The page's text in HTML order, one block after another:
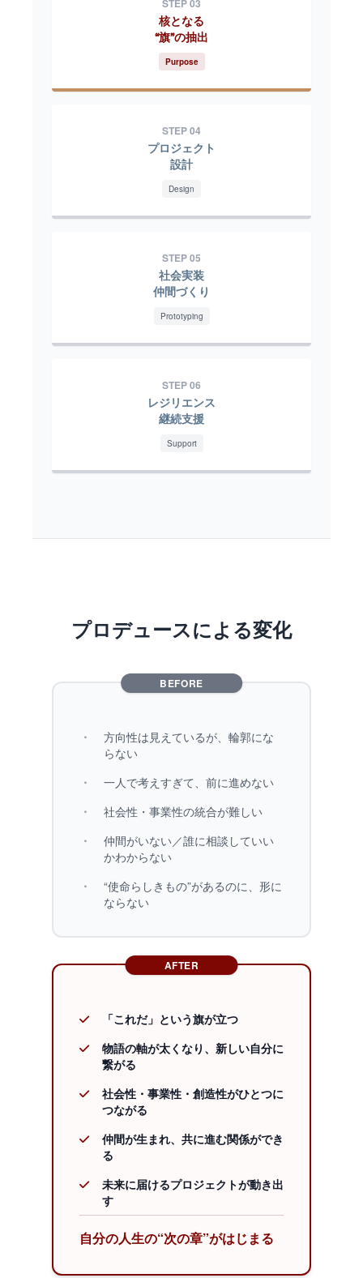
STEP 03
核となる
“旗”の抽出
Purpose
STEP 04
プロジェクト
設計
Design
STEP 05
社会実装
仲間づくり
Prototyping
STEP 06
レジリエンス
継続支援
Support
プロデュースによる変化
BEFORE
・
方向性は見えているが、輪郭にな
らない
・
一人で考えすぎて、前に進めない
・
社会性・事業性の統合が難しい
・
仲間がいない／誰に相談していい
かわからない
・
“使命らしきもの”があるのに、形に
ならない
AFTER
「これだ」という旗が立つ
物語の軸が太くなり、新しい自分に
繋がる
社会性・事業性・創造性がひとつに
つながる
仲間が生まれ、共に進む関係ができ
る
未来に届けるプロジェクトが動き出
す
自分の人生の“次の章”がはじまる